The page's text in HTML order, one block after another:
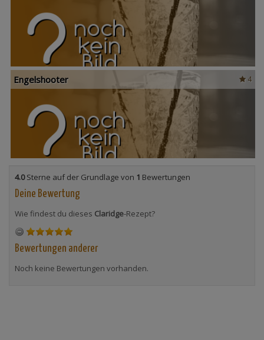
4
Engelshooter
4.0Sterne auf der Grundlage von 1 Bewertungen
Deine Bewertung
Wie findest du dieses Claridge-Rezept?
Bewertungen anderer
Noch keine Bewertungen vorhanden.